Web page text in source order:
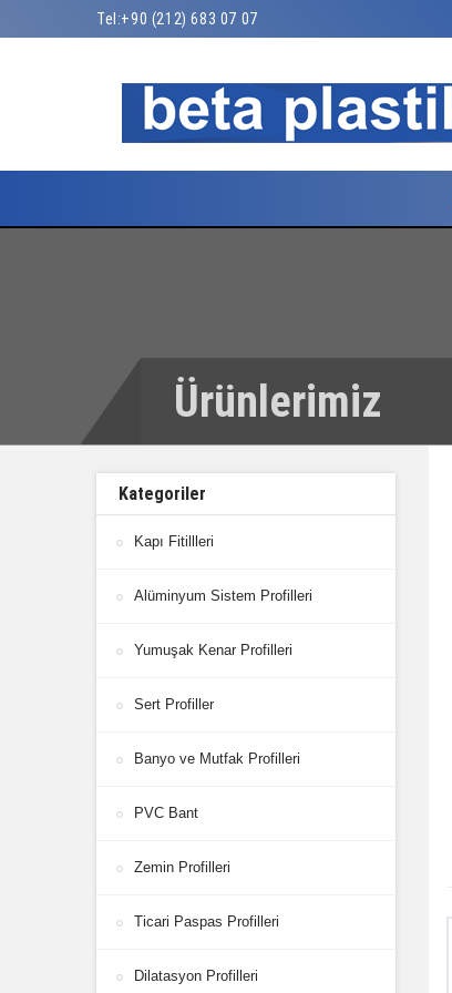
Tel:+90 (212) 683 07 07
Ürünlerimiz
Kategoriler
Kapı Fitillleri
Alüminyum Sistem Profilleri
Yumuşak Kenar Profilleri
Sert Profiller
Banyo ve Mutfak Profilleri
PVC Bant
Zemin Profilleri
Ticari Paspas Profilleri
Dilatasyon Profilleri